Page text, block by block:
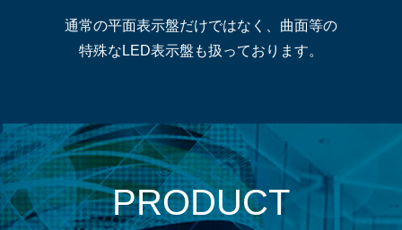
通常の平面表示盤だけではなく、曲面等の
特殊なLED表示盤も扱っております。
PRODUCT